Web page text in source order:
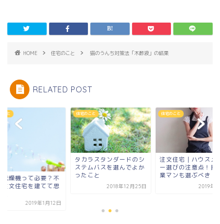
HOME 住宅のこと 猫のうんち対策法「木酢液」の結果
RELATED POST
こと
乾燥機って必要？不
注文住宅を建てて思
2019年1月12日
住宅のこと
タカラスタンダードのシ
ステムバスを選んでよか
ったこと
2018年12月25日
住宅のこと
注文住宅｜ハウスメ
ー選びの注意点！担
業マンも選ぶべき！
2019年1